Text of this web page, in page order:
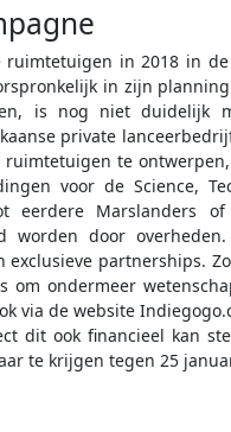
in 2018 in
in zijn
is nog niet duidelijk
private
te
voor de Science,
eerdere Marslanders
worden door
exclusieve partnerships.
om ondermeer
via de website
dit ook financieel kan
te krijgen tegen 25